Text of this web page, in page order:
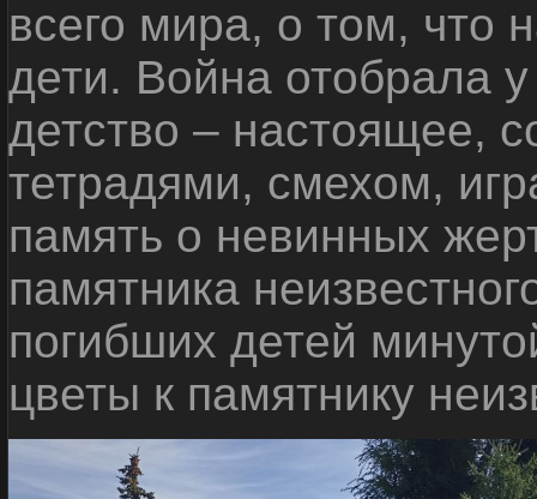
всего мира, о том, что
дети. Война отобрала
детство – настоящее,
тетрадями, смехом,
память о невинных
памятника
погибших детей
цветы к памятнику